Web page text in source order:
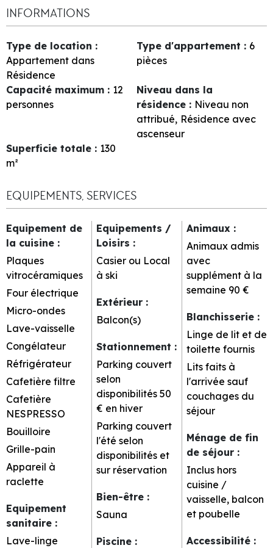
INFORMATIONS
Type de location :
Appartement dans
Résidence
Type d'appartement : 6
pièces
Capacité maximum : 12
personnes
Niveau dans la
résidence : Niveau non
attribué Résidence avec
ascenseur
Superficie totale : 130
m²
EQUIPEMENTS, SERVICES
Equipement de
la cuisine :
Plaques
vitrocéramiques
Four électrique
Micro-ondes
Lave-vaisselle
Congélateur
Réfrigérateur
Cafetière filtre
Cafetière
NESPRESSO
Bouilloire
Grille-pain
Appareil à
raclette
Equipement
sanitaire :
Lave-linge
Equipements /
Loisirs :
Casier ou Local
à ski
Extérieur :
Balcon(s)
Stationnement :
Parking couvert
selon
disponibilités 50
€ en hiver
Parking couvert
l'été selon
disponibilités et
sur réservation
Bien-être :
Sauna
Piscine :
Animaux :
Animaux admis
avec
supplément à la
semaine 90 €
Blanchisserie :
Linge de lit et de
toilette fournis
Lits faits à
l'arrivée sauf
couchages du
séjour
Ménage de fin
de séjour :
Inclus hors
cuisine /
vaisselle, balcon
et poubelle
Accessibilité :